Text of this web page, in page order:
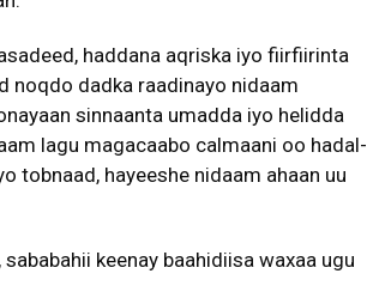
haddana aqriska iyo fiirfiirinta
noqdo dadka raadinayo nidaam
sinnaanta umadda iyo helidda
lagu magacaabo calmaani oo hadal-
tobnaad, hayeeshe nidaam ahaan uu
keenay baahidiisa waxaa ugu